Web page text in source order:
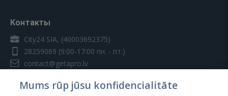
Контакты
City24 SIA, (40003692375)
28259069 (9:00-17:00 пн. - пт.)
contact@getapro.lv
Mums rūp jūsu konfidencialitāte